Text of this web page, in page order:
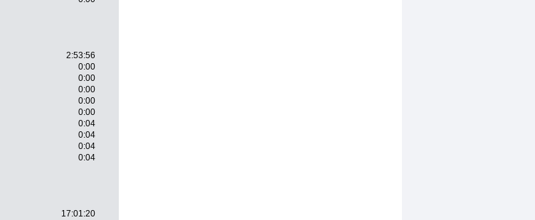
2:53:56
0:00
0:00
0:00
0:00
0:00
0:04
0:04
0:04
0:04
17:01:20